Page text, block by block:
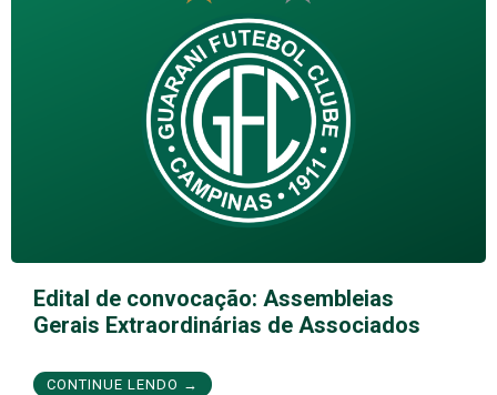
Edital de convocação: Assembleias
Gerais Extraordinárias de Associados
CONTINUE LENDO →